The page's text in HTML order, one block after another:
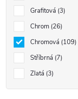
Grafitová 3
Chrom 26
Chromová 109
Stříbrná 7
Zlatá 3